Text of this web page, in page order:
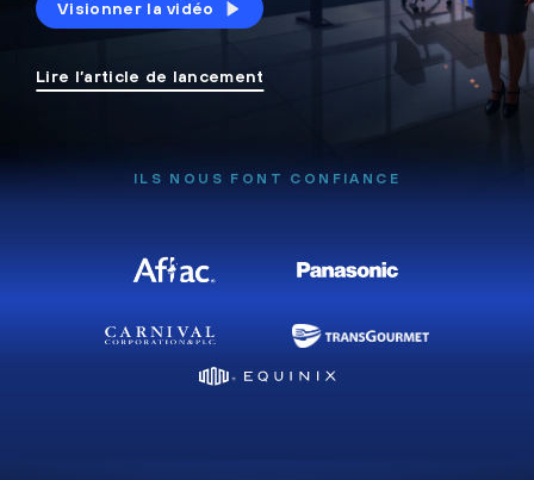
Visionner la vidéo
Lire l’article de lancement
ILS NOUS FONT CONFIANCE